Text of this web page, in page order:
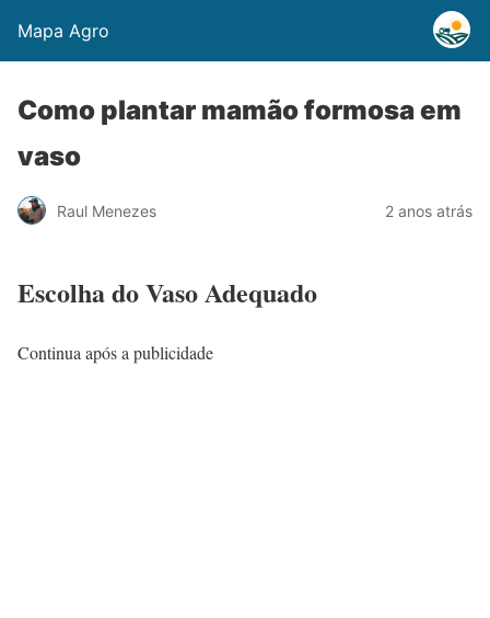
Mapa Agro
Como plantar mamão formosa em
vaso
Raul Menezes 2 anos atrás
Escolha do Vaso Adequado
Continua após a publicidade